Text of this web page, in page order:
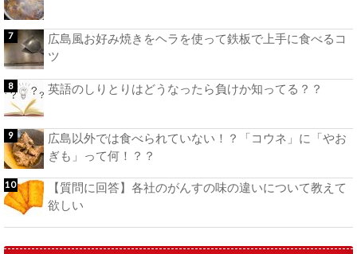
広島風お好み焼きをヘラを使って鉄板で上手に食べるコ
ツ
英語のしりとりはどうなったら負けか知ってる？？
広島以外では食べられていない！？「コウネ」に「やお
ぎも」って何！？？
【質問に回答】各社のがんすの味の違いについて教えて
欲しい